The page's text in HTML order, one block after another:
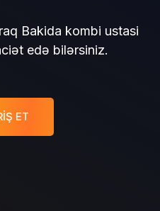
Bakida kombi ustasi
edə bilərsiniz.
ET